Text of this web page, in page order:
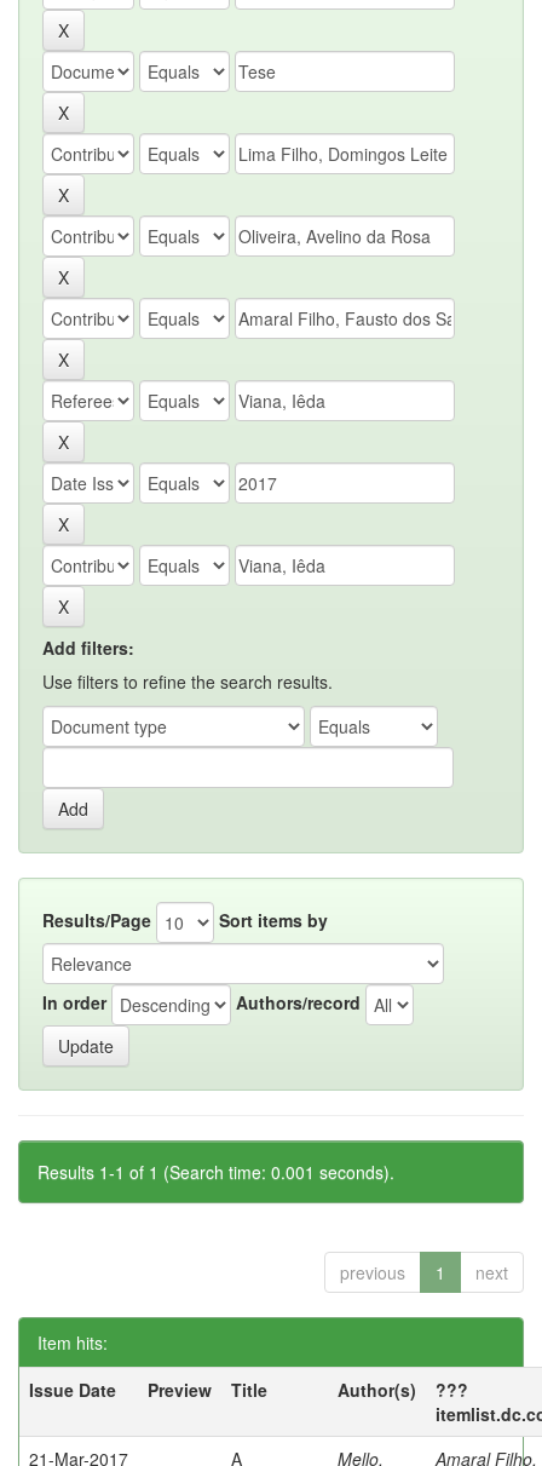
Add filters:
Use filters to refine the search results.
Results/Page Sort items by
In order Authors/record
Results 1-1 of 1 (Search time: 0.001 seconds).
previous 1 next
Item hits:
Issue Date
Preview Title Author(s)
???
21-Mar-2017
A Mello, Amaral